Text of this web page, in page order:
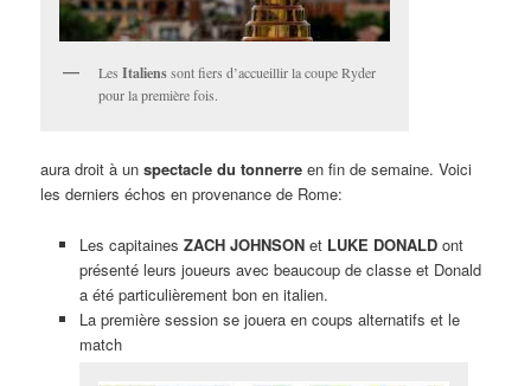
LesItalienssont fiers d’accueillir la coupe Ryder
pour la première fois.
aura droit à unspectacle du tonnerre en fin de semaine. Voici
les derniers échos en provenance de Rome:
Les capitaines ZACH JOHNSONet LUKE DONALDont
présenté leurs joueurs avec beaucoup de classe et Donald
a été particulièrement bon en italien.
La première session se jouera en coups alternatifs et le
match